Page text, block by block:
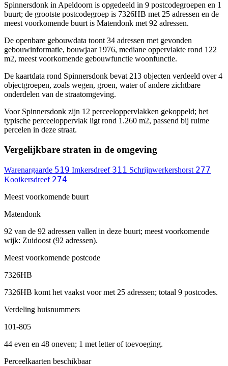
Spinnersdonk in Apeldoorn is opgedeeld in 9 postcodegroepen en 1
buurt; de grootste postcodegroep is 7326HB met 25 adressen en de
meest voorkomende buurt is Matendonk met 92 adressen.
De openbare gebouwdata toont 34 adressen met gevonden
gebouwinformatie, bouwjaar 1976, mediane oppervlakte rond 122
m2, meest voorkomende gebouwfunctie woonfunctie.
De kaartdata rond Spinnersdonk bevat 213 objecten verdeeld over 4
objectgroepen, zoals wegen, groen, water of andere zichtbare
onderdelen van de straatomgeving.
Voor Spinnersdonk zijn 12 perceeloppervlakken gekoppeld; het
typische perceeloppervlak ligt rond 1.260 m2, passend bij ruime
percelen in deze straat.
Vergelijkbare straten in de omgeving
Warenargaarde 519 Imkersdreef 311 Schrijnwerkershorst 277
Kooikersdreef 274
Meest voorkomende buurt
Matendonk
92 van de 92 adressen vallen in deze buurt; meest voorkomende
wijk: Zuidoost (92 adressen).
Meest voorkomende postcode
7326HB
7326HB komt het vaakst voor met 25 adressen; totaal 9 postcodes.
Verdeling huisnummers
101-805
44 even en 48 oneven; 1 met letter of toevoeging.
Perceelkaarten beschikbaar